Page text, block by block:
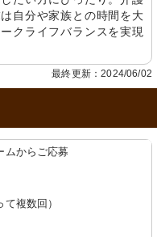
自分や家族との時間を大
クライフバランスを実現
最終更新：2024/06/02
ムからご応募
複数回）